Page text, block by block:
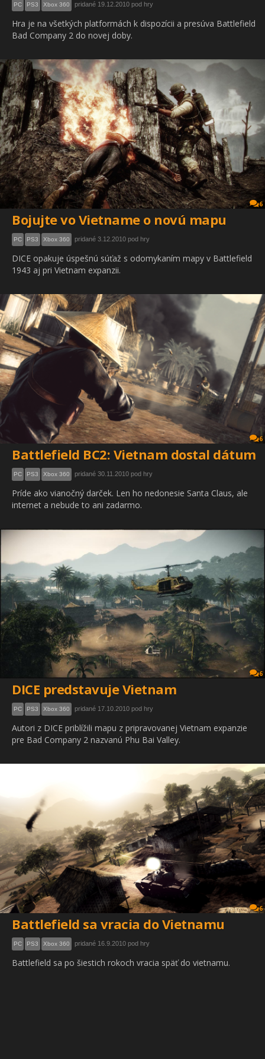
PC PS3 Xbox 360 pridané 19.12.2010 pod hry
Hra je na všetkých platformách k dispozícii a presúva Battlefield
Bad Company 2 do novej doby.
6
Bojujte vo Vietname o novú mapu
PC PS3 Xbox 360 pridané 3.12.2010 pod hry
DICE opakuje úspešnú súťaž s odomykaním mapy v Battlefield
1943 aj pri Vietnam expanzii.
6
Battlefield BC2: Vietnam dostal dátum
PC PS3 Xbox 360 pridané 30.11.2010 pod hry
Príde ako vianočný darček. Len ho nedonesie Santa Claus, ale
internet a nebude to ani zadarmo.
6
DICE predstavuje Vietnam
PC PS3 Xbox 360 pridané 17.10.2010 pod hry
Autori z DICE priblížili mapu z pripravovanej Vietnam expanzie
pre Bad Company 2 nazvanú Phu Bai Valley.
6
Battlefield sa vracia do Vietnamu
PC PS3 Xbox 360 pridané 16.9.2010 pod hry
Battlefield sa po šiestich rokoch vracia späť do vietnamu.